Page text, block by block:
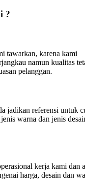
?
tawarkan, karena kami
namun kualitas
pelanggan.
jadikan referensi untuk
warna dan jenis
kerja kami dan
harga, desain dan